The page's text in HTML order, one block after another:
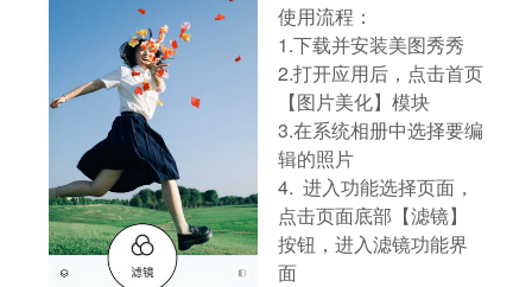
使用流程：
1.下载并安装美图秀秀
2.打开应用后，点击首页
【图片美化】模块
3.在系统相册中选择要编
辑的照片
4. 进入功能选择页面，
点击页面底部【滤镜】
按钮，进入滤镜功能界
面